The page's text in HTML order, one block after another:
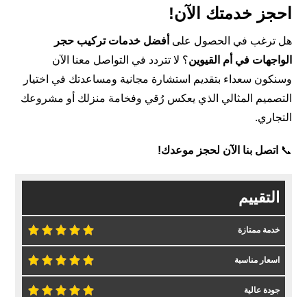
احجز خدمتك الآن!
هل ترغب في الحصول على أفضل خدمات تركيب حجر
الواجهات في أم القيوين؟ لا تتردد في التواصل معنا الآن
وسنكون سعداء بتقديم استشارة مجانية ومساعدتك في اختيار
التصميم المثالي الذي يعكس رُقي وفخامة منزلك أو مشروعك
التجاري.
📞 اتصل بنا الآن لحجز موعدك!
التقييم
خدمة ممتازة
اسعار مناسبة
جودة عالية